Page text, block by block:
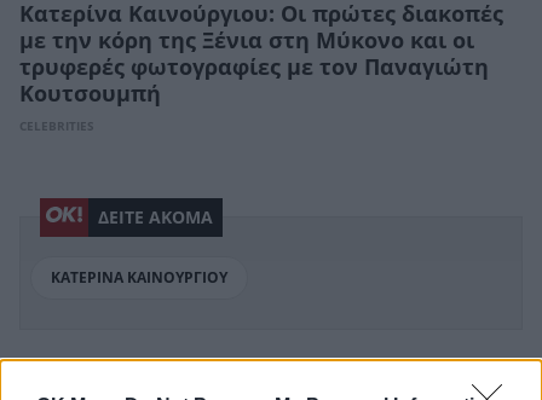
Kατερίνα Καινούργιου: Οι πρώτες διακοπές
με την κόρη της Ξένια στη Μύκονο και οι
τρυφερές φωτογραφίες με τον Παναγιώτη
Κουτσουμπή
CELEBRITIES
ΔΕΙΤΕ ΑΚΟΜΑ
ΚΑΤΕΡΙΝΑ ΚΑΙΝΟΥΡΓΙΟΥ